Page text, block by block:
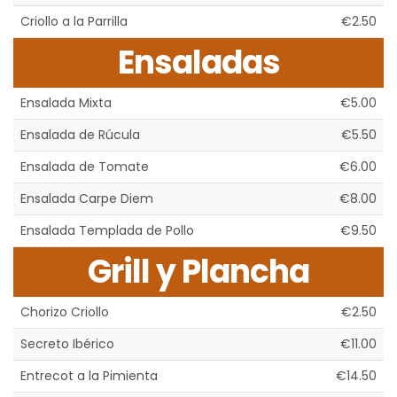
Criollo a la Parrilla €2.50
Ensaladas
Ensalada Mixta
€5.00
Ensalada de Rúcula
€5.50
Ensalada de Tomate
€6.00
Ensalada Carpe Diem
€8.00
Ensalada Templada de Pollo
€9.50
Grill y Plancha
Chorizo Criollo
€2.50
Secreto Ibérico
€11.00
Entrecot a la Pimienta
€14.50